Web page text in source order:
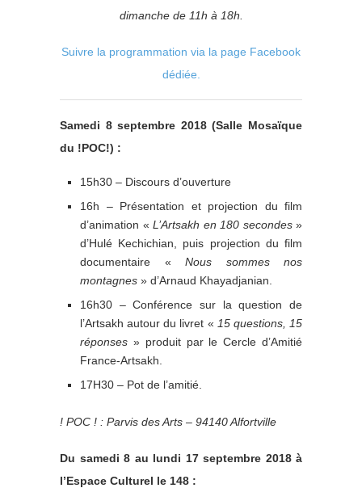
dimanche de 11h à 18h.
Suivre la programmation via la page Facebook
dédiée.
Samedi 8 septembre 2018 (Salle Mosaïque
du !POC!) :
15h30 – Discours d’ouverture
16h – Présentation et projection du film
d’animation « L’Artsakh en 180 secondes»
d’Hulé Kechichian, puis projection du film
documentaire « Nous sommes nos
montagnes » d’Arnaud Khayadjanian.
16h30 – Conférence sur la question de
l’Artsakh autour du livret « 15 questions, 15
réponses » produit par le Cercle d’Amitié
France-Artsakh.
17H30 – Pot de l’amitié.
! POC ! : Parvis des Arts – 94140 Alfortville
Du samedi 8 au lundi 17 septembre 2018 à
l’Espace Culturel le 148 :